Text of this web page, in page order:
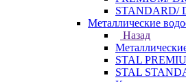
STANDARD/
Металлические
Назад
STAL
STAL